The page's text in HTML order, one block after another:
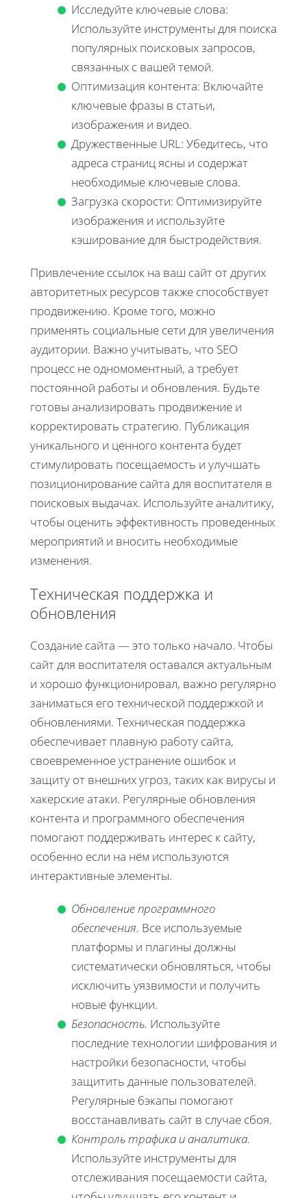
Исследуйте ключевые слова:
Используйте инструменты для поиска
популярных поисковых запросов,
связанных с вашей темой.
Оптимизация контента: Включайте
ключевые фразы в статьи,
изображения и видео.
Дружественные URL: Убедитесь, что
адреса страниц ясны и содержат
необходимые ключевые слова.
Загрузка скорости: Оптимизируйте
изображения и используйте
кэширование для быстродействия.
Привлечение ссылок на ваш сайт от других
авторитетных ресурсов также способствует
продвижению. Кроме того, можно
применять социальные сети для увеличения
аудитории. Важно учитывать, что SEO
процесс не одномоментный, а требует
постоянной работы и обновления. Будьте
готовы анализировать продвижение и
корректировать стратегию. Публикация
уникального и ценного контента будет
стимулировать посещаемость и улучшать
позиционирование сайта для воспитателя в
поисковых выдачах. Используйте аналитику,
чтобы оценить эффективность проведенных
мероприятий и вносить необходимые
изменения.
Техническая поддержка и
обновления
Создание сайта — это только начало. Чтобы
сайт для воспитателя оставался актуальным
и хорошо функционировал, важно регулярно
заниматься его технической поддержкой и
обновлениями. Техническая поддержка
обеспечивает плавную работу сайта,
своевременное устранение ошибок и
защиту от внешних угроз, таких как вирусы и
хакерские атаки. Регулярные обновления
контента и программного обеспечения
помогают поддерживать интерес к сайту,
особенно если на нём используются
интерактивные элементы.
Обновление программного
обеспечения. Все используемые
платформы и плагины должны
систематически обновляться, чтобы
исключить уязвимости и получить
новые функции.
Безопасность. Используйте
последние технологии шифрования и
настройки безопасности, чтобы
защитить данные пользователей.
Регулярные бэкапы помогают
восстанавливать сайт в случае сбоя.
Контроль трафика и аналитика.
Используйте инструменты для
отслеживания посещаемости сайта,